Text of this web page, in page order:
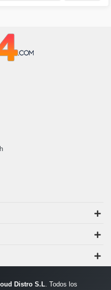
Distro S.L. Todos los